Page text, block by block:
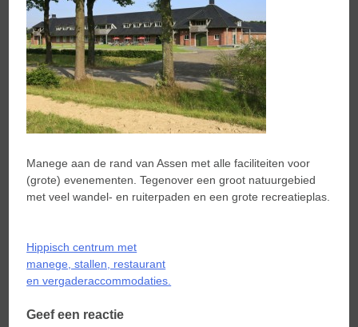
Manege aan de rand van Assen met alle faciliteiten voor
(grote) evenementen. Tegenover een groot natuurgebied
met veel wandel- en ruiterpaden en een grote recreatieplas.
Bericht
navigatie
Hippisch centrum met
manege, stallen, restaurant
en vergaderaccommodaties.
Geef een reactie